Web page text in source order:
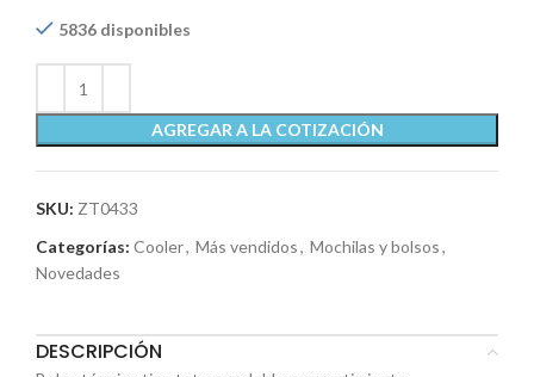
5836 disponibles
AGREGAR A LA COTIZACIÓN
SKU: ZT0433
Categorías: Cooler, Más vendidos, Mochilas y bolsos,
Novedades
DESCRIPCIÓN